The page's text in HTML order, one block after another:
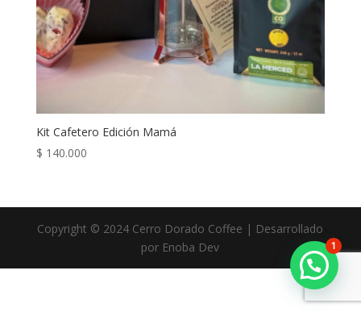
Kit Cafetero Edición Mamá
$ 140.000
Copyright © 2024 Cerro Dorado Coffee | Desarrollado
por Enoba Dev
1